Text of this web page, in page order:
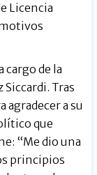
Licencia
cargo de la
Tras
agradecer a su
que
“Me dio una
principios